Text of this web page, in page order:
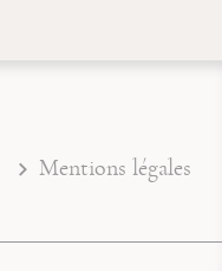
Mentions légales